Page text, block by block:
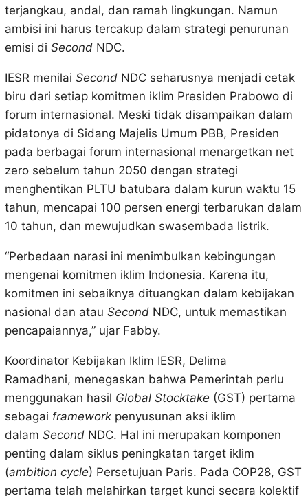
terjangkau, andal, dan ramah lingkungan. Namun
ambisi ini harus tercakup dalam strategi penurunan
emisi di SecondNDC.
IESR menilai SecondNDC seharusnya menjadi cetak
biru dari setiap komitmen iklim Presiden Prabowo di
forum internasional. Meski tidak disampaikan dalam
pidatonya di Sidang Majelis Umum PBB, Presiden
pada berbagai forum internasional menargetkan net
zero sebelum tahun 2050 dengan strategi
menghentikan PLTU batubara dalam kurun waktu 15
tahun, mencapai 100 persen energi terbarukan dalam
10 tahun, dan mewujudkan swasembada listrik.
“Perbedaan narasi ini menimbulkan kebingungan
mengenai komitmen iklim Indonesia. Karena itu,
komitmen ini sebaiknya dituangkan dalam kebijakan
nasional dan atau Second NDC, untuk memastikan
pencapaiannya,” ujar Fabby.
Koordinator Kebijakan Iklim IESR, Delima
Ramadhani, menegaskan bahwa Pemerintah perlu
menggunakan hasil Global Stocktake (GST) pertama
sebagai frameworkpenyusunan aksi iklim
dalam SecondNDC. Hal ini merupakan komponen
penting dalam siklus peningkatan target iklim
(ambition cycle) Persetujuan Paris. Pada COP28, GST
pertama telah melahirkan target kunci secara kolektif